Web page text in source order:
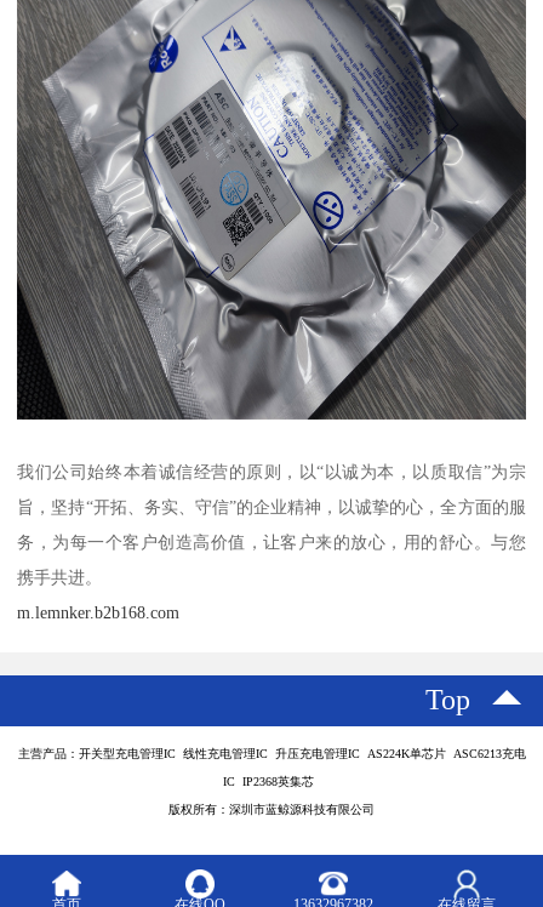
我们公司始终本着诚信经营的原则，以“以诚为本，以质取信”为宗
旨，坚持“开拓、务实、守信”的企业精神，以诚挚的心，全方面的服
务，为每一个客户创造高价值，让客户来的放心，用的舒心。与您
携手共进。
m.lemnker.b2b168.com
Top
主营产品：开关型充电管理IC 线性充电管理IC 升压充电管理IC AS224K单芯片 ASC6213充电
IC IP2368英集芯
版权所有：深圳市蓝鲸源科技有限公司